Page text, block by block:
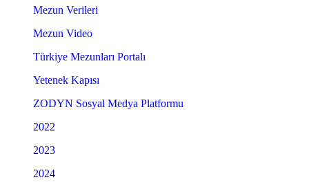
Mezun Verileri
Mezun Video
Türkiye Mezunları Portalı
Yetenek Kapısı
ZODYN Sosyal Medya Platformu
2022
2023
2024